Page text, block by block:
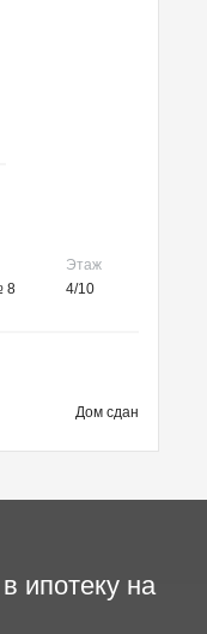
Этаж
8 4/10
Дом сдан
ипотеку на